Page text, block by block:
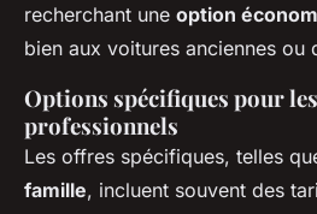
recherchant une option
bien aux voitures anciennes ou
Options spécifiques pour
professionnels
Les offres spécifiques, telles
famille, incluent souvent des